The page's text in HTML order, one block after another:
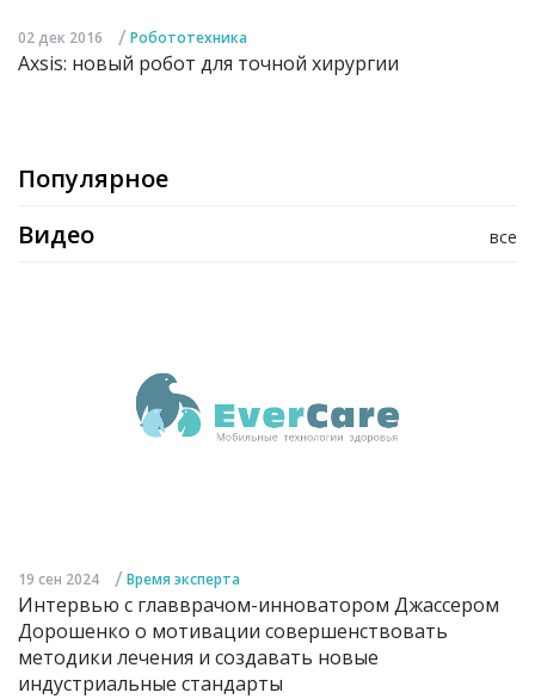
02 дек 2016 / Робототехника
Axsis: новый робот для точной хирургии
Популярное
все
Видео
19 сен 2024 / Время эксперта
Интервью с главврачом-инноватором Джассером
Дорошенко о мотивации совершенствовать
методики лечения и создавать новые
индустриальные стандарты